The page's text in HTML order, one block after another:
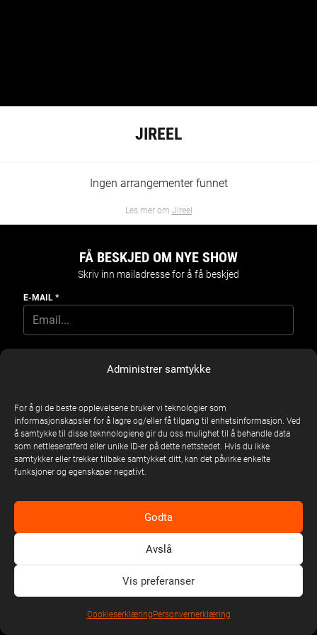
Administrer samtykke
For å gi de beste opplevelsene bruker vi teknologier som
informasjonskapsler for å lagre og/eller få tilgang til enhetsinformasjon. Ved
å samtykke til disse teknnologiene gir du oss mulighet til å behandle data
som nettleseratferd eller unike ID-er på dette nettstedet. Hvis du ikke
samtykker eller trekker tilbake samtykket ditt, kan det påvirke enkelte
funksjoner og egenskaper negativt.
Godta
Avslå
Vis preferanser
CookieserklæringPersonvernerklæring
JIREEL
Ingen arrangementer funnet
Les mer om Jireel
FÅ BESKJED OM NYE SHOW
Skriv inn mailadresse for å få beskjed
E-MAIL *
E
L
E
-
M
I
L
Y
K
K
mine personlige opplysninger som er utfylt her.
Submit